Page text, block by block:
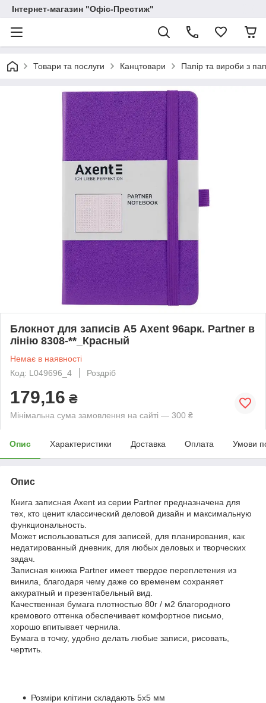
Інтернет-магазин "Офіс-Престиж"
Товари та послуги Канцтовари Папір та вироби з
Блокнот для записів А5 Axent 96арк. Partner в
лінію 8308-**_Красный
Немає в наявності
Код: L049696_4
Роздріб
179,16 ₴
Мінімальна сума замовлення на сайті — 300 ₴
Опис Характеристики Доставка Оплата Умови
Опис
Книга записная Axent из серии Partner предназначена для
тех, кто ценит классический деловой дизайн и максимальную
функциональность.
Может использоваться для записей, для планирования, как
недатированный дневник, для любых деловых и творческих
задач.
Записная книжка Partner имеет твердое переплетения из
винила, благодаря чему даже со временем сохраняет
аккуратный и презентабельный вид.
Качественная бумага плотностью 80г / м2 благородного
кремового оттенка обеспечивает комфортное письмо,
хорошо впитывает чернила.
Бумага в точку, удобно делать любые записи, рисовать,
чертить.
Розміри клітини складають 5х5 мм